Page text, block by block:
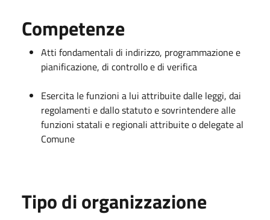
Competenze
Atti fondamentali di indirizzo, programmazione e
pianificazione, di controllo e di verifica
Esercita le funzioni a lui attribuite dalle leggi, dai
regolamenti e dallo statuto e sovrintendere alle
funzioni statali e regionali attribuite o delegate al
Comune
Tipo di organizzazione